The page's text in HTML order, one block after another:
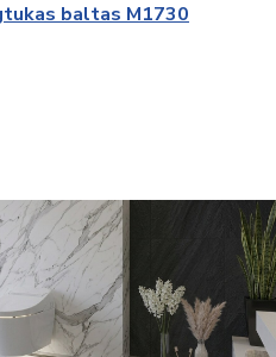
mygtukas baltas M1730